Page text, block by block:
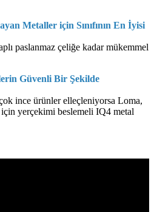
Metaller için Sınıfının En İyisi
paslanmaz çeliğe kadar mükemmel
Güvenli Bir Şekilde
ince ürünler elleçleniyorsa Loma,
yerçekimi beslemeli IQ4 metal